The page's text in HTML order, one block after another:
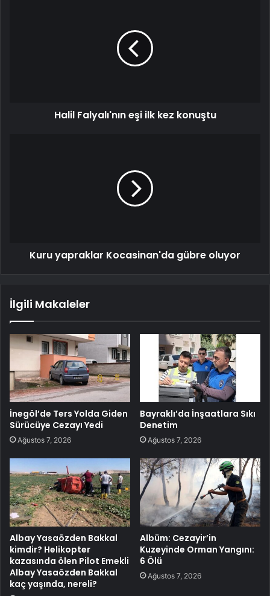
Halil Falyalı'nın eşi ilk kez konuştu
Kuru yapraklar Kocasinan'da gübre oluyor
İlgili Makaleler
İnegöl’de Ters Yolda Giden
Sürücüye Cezayı Yedi
Ağustos 7, 2026
Bayraklı’da İnşaatlara Sıkı
Denetim
Ağustos 7, 2026
Albay Yasaözden Bakkal
kimdir? Helikopter
kazasında ölen Pilot Emekli
Albay Yasaözden Bakkal
kaç yaşında, nereli?
Albüm: Cezayir’in
Kuzeyinde Orman Yangını:
6 Ölü
Ağustos 7, 2026